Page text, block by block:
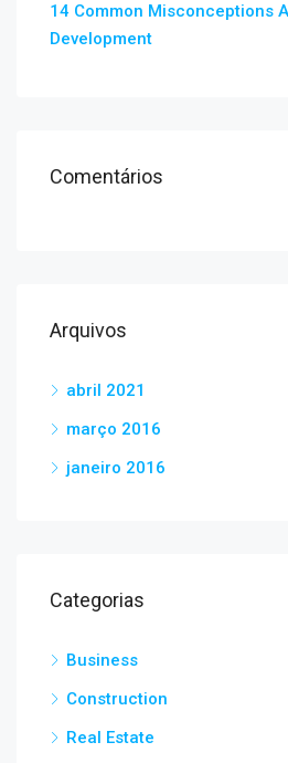
14 Common Misconceptions
Development
Comentários
Arquivos
abril 2021
março 2016
janeiro 2016
Categorias
Business
Construction
Real Estate